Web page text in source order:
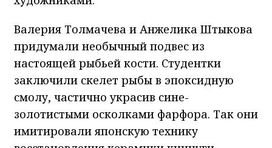
Валерия Толмачева и Анжелика Штыкова
придумали необычный подвес из
настоящей рыбьей кости. Студентки
заключили скелет рыбы в эпоксидную
смолу, частично украсив сине-
золотистыми осколками фарфора. Так они
имитировали японскую технику